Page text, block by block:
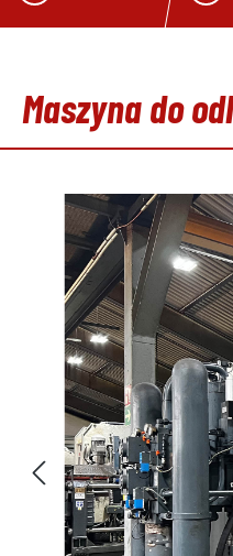
Maszyna do
Pomiń galerię zdjęć